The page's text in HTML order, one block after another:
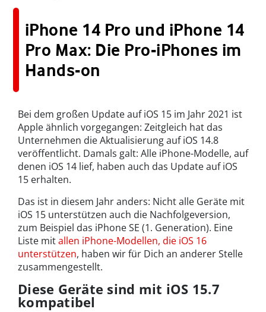
iPhone 14 Pro und iPhone 14
Pro Max: Die Pro-iPhones im
Hands-on
Bei dem großen Update auf iOS 15 im Jahr 2021 ist
Apple ähnlich vorgegangen: Zeitgleich hat das
Unternehmen die Aktualisierung auf iOS 14.8
veröffentlicht. Damals galt: Alle iPhone-Modelle, auf
denen iOS 14 lief, haben auch das Update auf iOS
15 erhalten.
Das ist in diesem Jahr anders: Nicht alle Geräte mit
iOS 15 unterstützen auch die Nachfolgeversion,
zum Beispiel das iPhone SE (1. Generation). Eine
Liste mitallen iPhone-Modellen, die iOS 16
unterstützen, haben wir für Dich an anderer Stelle
zusammengestellt.
Diese Geräte sind mit iOS 15.7
kompatibel